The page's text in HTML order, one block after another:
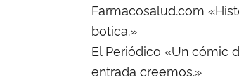
Farmacosalud.com
botica.»
El Periódico «Un cómic
entrada creemos.»